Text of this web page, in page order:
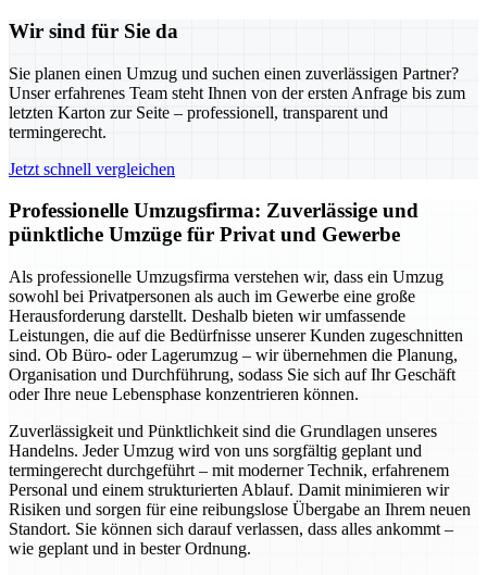
Wir sind für Sie da
Sie planen einen Umzug und suchen einen zuverlässigen Partner?
Unser erfahrenes Team steht Ihnen von der ersten Anfrage bis zum
letzten Karton zur Seite – professionell, transparent und
termingerecht.
Jetzt schnell vergleichen
Professionelle Umzugsfirma: Zuverlässige und
pünktliche Umzüge für Privat und Gewerbe
Als professionelle Umzugsfirma verstehen wir, dass ein Umzug
sowohl bei Privatpersonen als auch im Gewerbe eine große
Herausforderung darstellt. Deshalb bieten wir umfassende
Leistungen, die auf die Bedürfnisse unserer Kunden zugeschnitten
sind. Ob Büro- oder Lagerumzug – wir übernehmen die Planung,
Organisation und Durchführung, sodass Sie sich auf Ihr Geschäft
oder Ihre neue Lebensphase konzentrieren können.
Zuverlässigkeit und Pünktlichkeit sind die Grundlagen unseres
Handelns. Jeder Umzug wird von uns sorgfältig geplant und
termingerecht durchgeführt – mit moderner Technik, erfahrenem
Personal und einem strukturierten Ablauf. Damit minimieren wir
Risiken und sorgen für eine reibungslose Übergabe an Ihrem neuen
Standort. Sie können sich darauf verlassen, dass alles ankommt –
wie geplant und in bester Ordnung.